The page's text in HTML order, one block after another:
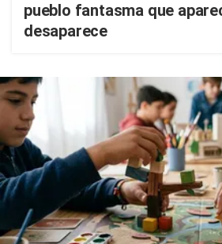
pueblo fantasma que
desaparece